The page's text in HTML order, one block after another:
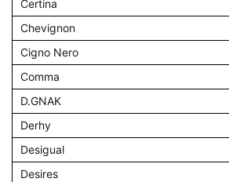
Certina
Chevignon
Cigno Nero
Comma
D.GNAK
Derhy
Desigual
Desires